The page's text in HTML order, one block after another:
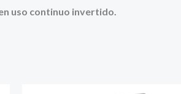
uso continuo invertido.